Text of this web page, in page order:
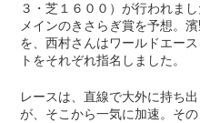
３・芝１６００）が行われま
メインのきさらぎ賞を予想。
を、西村さんはワールドエー
トをそれぞれ指名しました。
レースは、直線で大外に持ち
が、そこから一気に加速。そ